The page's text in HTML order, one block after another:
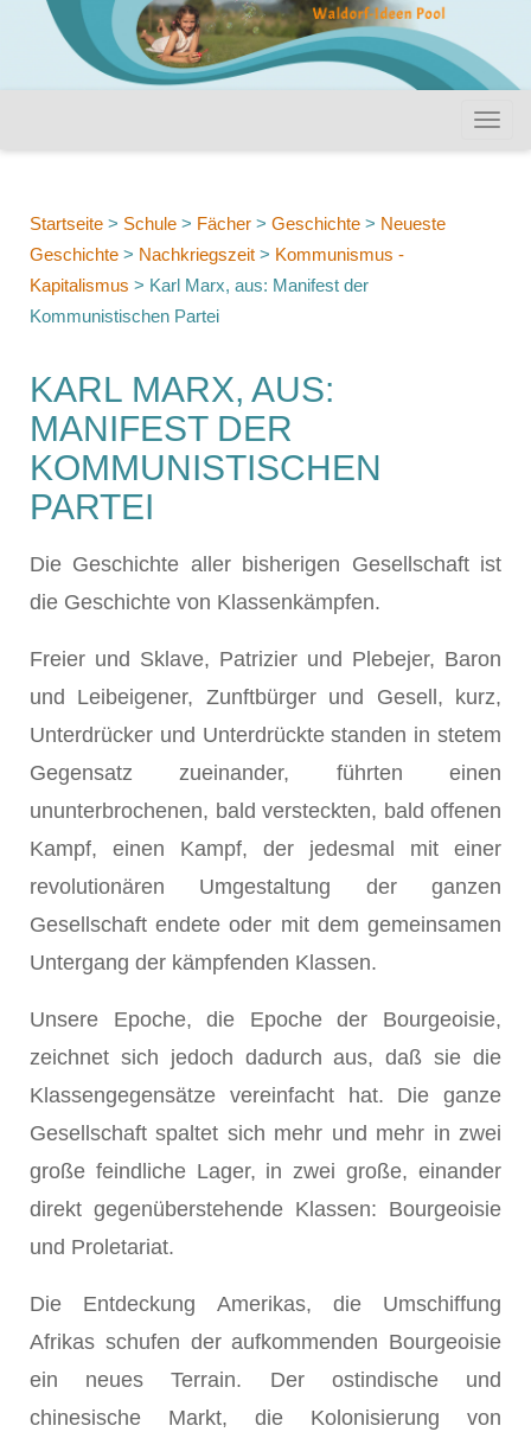
Startseite > Schule > Fächer > Geschichte > Neueste
Geschichte > Nachkriegszeit > Kommunismus -
Kapitalismus > Karl Marx, aus: Manifest der
Kommunistischen Partei
KARL MARX, AUS:
MANIFEST DER
KOMMUNISTISCHEN
PARTEI
Die Geschichte aller bisherigen Gesellschaft ist
die Geschichte von Klassenkämpfen.
Freier und Sklave, Patrizier und Plebejer, Baron
und Leibeigener, Zunftbürger und Gesell, kurz,
Unterdrücker und Unterdrückte standen in stetem
Gegensatz zueinander, führten einen
ununterbrochenen, bald versteckten, bald offenen
Kampf, einen Kampf, der jedesmal mit einer
revolutionären Umgestaltung der ganzen
Gesellschaft endete oder mit dem gemeinsamen
Untergang der kämpfenden Klassen.
Unsere Epoche, die Epoche der Bourgeoisie,
zeichnet sich jedoch dadurch aus, daß sie die
Klassengegensätze vereinfacht hat. Die ganze
Gesellschaft spaltet sich mehr und mehr in zwei
große feindliche Lager, in zwei große, einander
direkt gegenüberstehende Klassen: Bourgeoisie
und Proletariat.
Die Entdeckung Amerikas, die Umschiffung
Afrikas schufen der aufkommenden Bourgeoisie
ein neues Terrain. Der ostindische und
chinesische Markt, die Kolonisierung von